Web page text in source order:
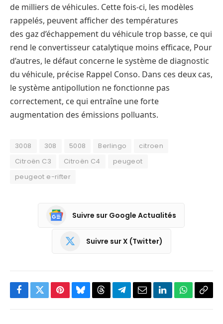
de milliers de véhicules. Cette fois-ci, les modèles
rappelés, peuvent afficher des températures
des gaz d’échappement du véhicule trop basse, ce qui
rend le convertisseur catalytique moins efficace, Pour
d’autres, le défaut concerne le système de diagnostic
du véhicule, précise Rappel Conso. Dans ces deux cas,
le système antipollution ne fonctionne pas
correctement, ce qui entraîne une forte
augmentation des émissions polluants.
3008 308 5008 Berlingo
citroen
Citroën C3
Citroën C4
peugeot
peugeot e-rifter
Suivre sur Google Actualités
Suivre sur X (Twitter)
Facebook
TwitterPinterestBlueskyThreadsPartagerEmailLinkedInWhatsApp